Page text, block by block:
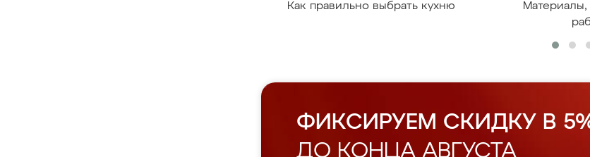
Как правильно выбрать кухню
ФИКСИРУЕМ СКИДКУ В
ДО КОНЦА АВГУСТА